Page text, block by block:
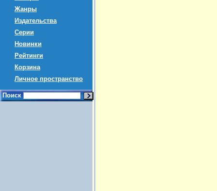
Жанры
Издательства
Серии
Новинки
Рейтинги
Корзина
Личное пространство
Поиск